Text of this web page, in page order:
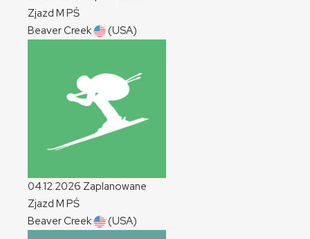
Zjazd M PŚ
Beaver Creek
(USA)
04.12.2026 Zaplanowane
Zjazd M PŚ
Beaver Creek
(USA)